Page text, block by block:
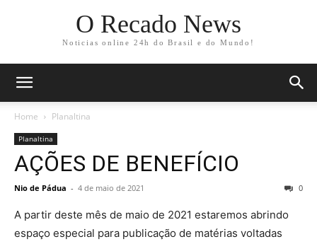
O Recado News
Noticias online 24h do Brasil e do Mundo!
Home Planaltina
Planaltina
AÇÕES DE BENEFÍCIO
Nio de Pádua - 4 de maio de 2021 0
A partir deste mês de maio de 2021 estaremos abrindo
espaço especial para publicação de matérias voltadas